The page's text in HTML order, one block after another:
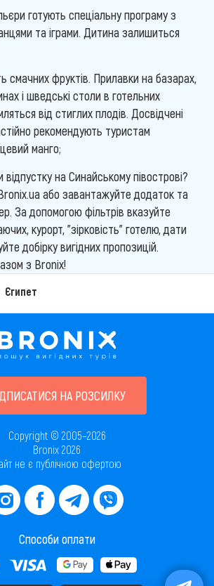
готують спеціальну програму з
та іграми. Дитина залишиться
смачних фруктів. Прилавки на базарах,
і шведські столи в готельних
від стиглих плодів. Досвідчені
рекомендують туристам
манго;
на Синайському півострові?
або завантажуйте додаток та
За допомогою фільтрів вказуйте
курорт, "зірковість" готелю, дати
добірку вигідних пропозицій.
з Bronix!
Єгипет
НА РОЗСИЛКУ
Copyright © 2005–2026
Bronix 2026
не є публічною офертою
Способи оплати